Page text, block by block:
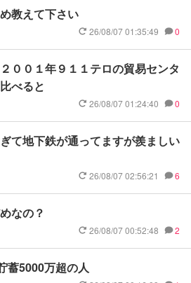
教えて下さい
26/08/07 01:35:49 0
００１年９１１テロの貿易センタ
べると
26/08/07 01:24:40 0
て地下鉄が通ってますが羨ましい
26/08/07 02:56:21 6
なの？
26/08/07 00:52:48 2
蓄5000万超の人